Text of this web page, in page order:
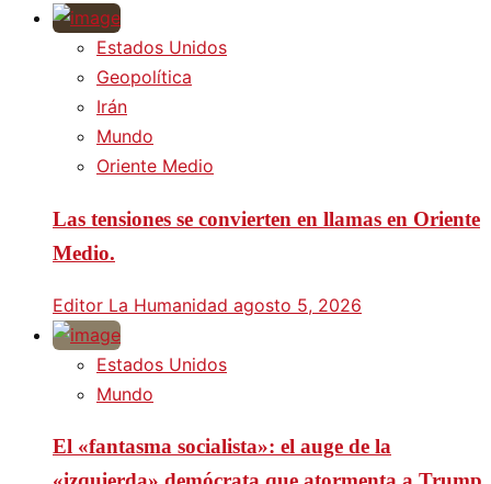
Estados Unidos
Geopolítica
Irán
Mundo
Oriente Medio
Las tensiones se convierten en llamas en Oriente
Medio.
Editor La Humanidad agosto 5, 2026
Estados Unidos
Mundo
El «fantasma socialista»: el auge de la